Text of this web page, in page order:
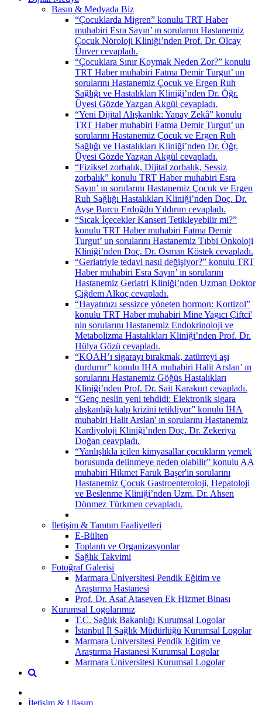
Basın & Medyada Biz
“Çocuklarda Migren” konulu TRT Haber
muhabiri Esra Sayın’ ın sorularını Hastanemiz
Çocuk Nöroloji Kliniği’nden Prof. Dr. Olcay
Ünver cevapladı.
“Çocuklara Sınır Koymak Neden Zor?” konulu
TRT Haber muhabiri Fatma Demir Turgut’ un
sorularını Hastanemiz Çocuk ve Ergen Ruh
Sağlığı ve Hastalıkları Kliniği’nden Dr. Öğr.
Üyesi Gözde Yazgan Akgül cevapladı.
“Yeni Dijital Alışkanlık: Yapay Zekâ” konulu
TRT Haber muhabiri Fatma Demir Turgut’ un
sorularını Hastanemiz Çocuk ve Ergen Ruh
Sağlığı ve Hastalıkları Kliniği’nden Dr. Öğr.
Üyesi Gözde Yazgan Akgül cevapladı.
“Fiziksel zorbalık, Dijital zorbalık, Sessiz
zorbalık” konulu TRT Haber muhabiri Esra
Sayın’ ın sorularını Hastanemiz Çocuk ve Ergen
Ruh Sağlığı Hastalıkları Kliniği’nden Doç. Dr.
Ayşe Burcu Erdoğdu Yıldırım cevapladı.
“Sıcak İçecekler Kanseri Tetikleyebilir mi?”
konulu TRT Haber muhabiri Fatma Demir
Turgut’ un sorularını Hastanemiz Tıbbi Onkoloji
Kliniği’nden Doç. Dr. Osman Köstek cevapladı.
“Geriatriyle tedavi nasıl değişiyor?” konulu TRT
Haber muhabiri Esra Sayın’ ın sorularını
Hastanemiz Geriatri Kliniği’nden Uzman Doktor
Çiğdem Alkoç cevapladı.
“Hayatınızı sessizce yöneten hormon: Kortizol”
konulu TRT Haber muhabiri Mine Yagıcı Çiftci'
nin sorularını Hastanemiz Endokrinoloji ve
Metabolizma Hastalıkları Kliniği’nden Prof. Dr.
Hülya Gözü cevapladı.
“KOAH’ı sigarayı bırakmak, zatürreyi aşı
durdurur” konulu İHA muhabiri Halit Arslan’ ın
sorularını Hastanemiz Göğüs Hastalıkları
Kliniği’nden Prof. Dr. Sait Karakurt cevapladı.
“Genç neslin yeni tehdidi: Elektronik sigara
alışkanlığı kalp krizini tetikliyor” konulu İHA
muhabiri Halit Arslan' ın sorularını Hastanemiz
Kardiyoloji Kliniği’nden Doç. Dr. Zekeriya
Doğan ceavpladı.
“Yanlışlıkla içilen kimyasallar çocukların yemek
borusunda delinmeye neden olabilir” konulu AA
muhabiri Hikmet Faruk Başer'in sorularını
Hastanemiz Çocuk Gastroenteroloji, Hepatoloji
ve Beslenme Kliniği’nden Uzm. Dr. Ahsen
Dönmez Türkmen cevapladı.
İletişim & Tanıtım Faaliyetleri
E-Bülten
Toplantı ve Organizasyonlar
Sağlık Takvimi
Fotoğraf Galerisi
Marmara Üniversitesi Pendik Eğitim ve
Araştırma Hastanesi
Prof. Dr. Asaf Ataseven Ek Hizmet Binası
Kurumsal Logolarımız
T.C. Sağlık Bakanlığı Kurumsal Logolar
İstanbul İl Sağlık Müdürlüğü Kurumsal Logolar
Marmara Üniversitesi Pendik Eğitim ve
Araştırma Hastanesi Kurumsal Logolar
Marmara Üniversitesi Kurumsal Logolar
İletişim & Ulaşım